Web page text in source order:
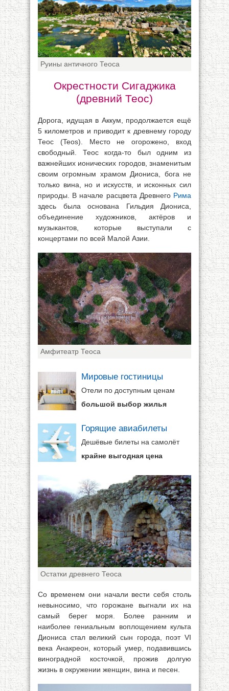
Руины античного Теоса
Окрестности Сигаджика
(древний Теос)
Дорога, идущая в Аккум, продолжается ещё
5 километров и приводит к древнему городу
Теос (Teos). Место не огорожено, вход
свободный. Теос когда-то был одним из
важнейших ионических городов, знаменитым
своим огромным храмом Диониса, бога не
только вина, но и искусств, и исконных сил
природы. В начале расцвета Древнего Рима
здесь была основана Гильдия Диониса,
объединение художников, актёров и
музыкантов, которые выступали с
концертами по всей Малой Азии.
Амфитеатр Теоса
Мировые гостиницы
Отели по доступным ценам
большой выбор жилья
Горящие авиабилеты
Дешёвые билеты на самолёт
крайне выгодная цена
Остатки древнего Теоса
Со временем они начали вести себя столь
невыносимо, что горожане выгнали их на
самый берег моря. Более ранним и
наиболее гениальным воплощением культа
Диониса стал великий сын города, поэт VI
века Анакреон, который умер, подавившись
виноградной косточкой, прожив долгую
жизнь в окружении женщин, вина и песен.